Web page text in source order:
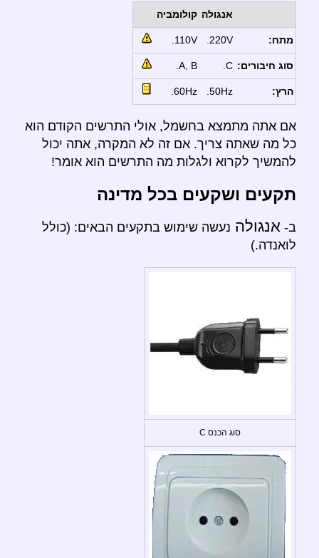
אנגולה קולומביה
מתח: 220V.
110V.
סוג חיבורים: C.
A, B.
הרץ: 50Hz.
60Hz.
אם אתה מתמצא בחשמל, אולי התרשים הקודם הוא
כל מה שאתה צריך. אם זה לא המקרה, אתה יכול
להמשיך לקרוא ולגלות מה התרשים הוא אומר!
תקעים ושקעים בכל מדינה
ב- אנגולה נעשה שימוש בתקעים הבאים: (כולל
לואנדה.)
סוג הכנס C